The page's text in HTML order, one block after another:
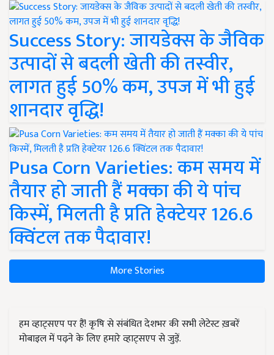
Success Story: जायडेक्स के जैविक
उत्पादों से बदली खेती की तस्वीर,
लागत हुई 50% कम, उपज में भी हुई
शानदार वृद्धि!
Pusa Corn Varieties: कम समय में
तैयार हो जाती हैं मक्का की ये पांच
किस्में, मिलती है प्रति हेक्टेयर 126.6
क्विंटल तक पैदावार!
More Stories
हम व्हाट्सएप पर हैं! कृषि से संबंधित देशभर की सभी लेटेस्ट ख़बरें
मोबाइल में पढ़ने के लिए हमारे व्हाट्सएप से जुड़ें.